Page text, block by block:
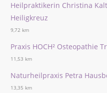
Heilpraktikerin Christina
Heiligkreuz
9,72 km
Praxis HOCH² Osteopathie
11,53 km
Naturheilpraxis Petra
13,35 km